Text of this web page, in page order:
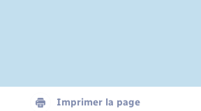
Imprimer la page